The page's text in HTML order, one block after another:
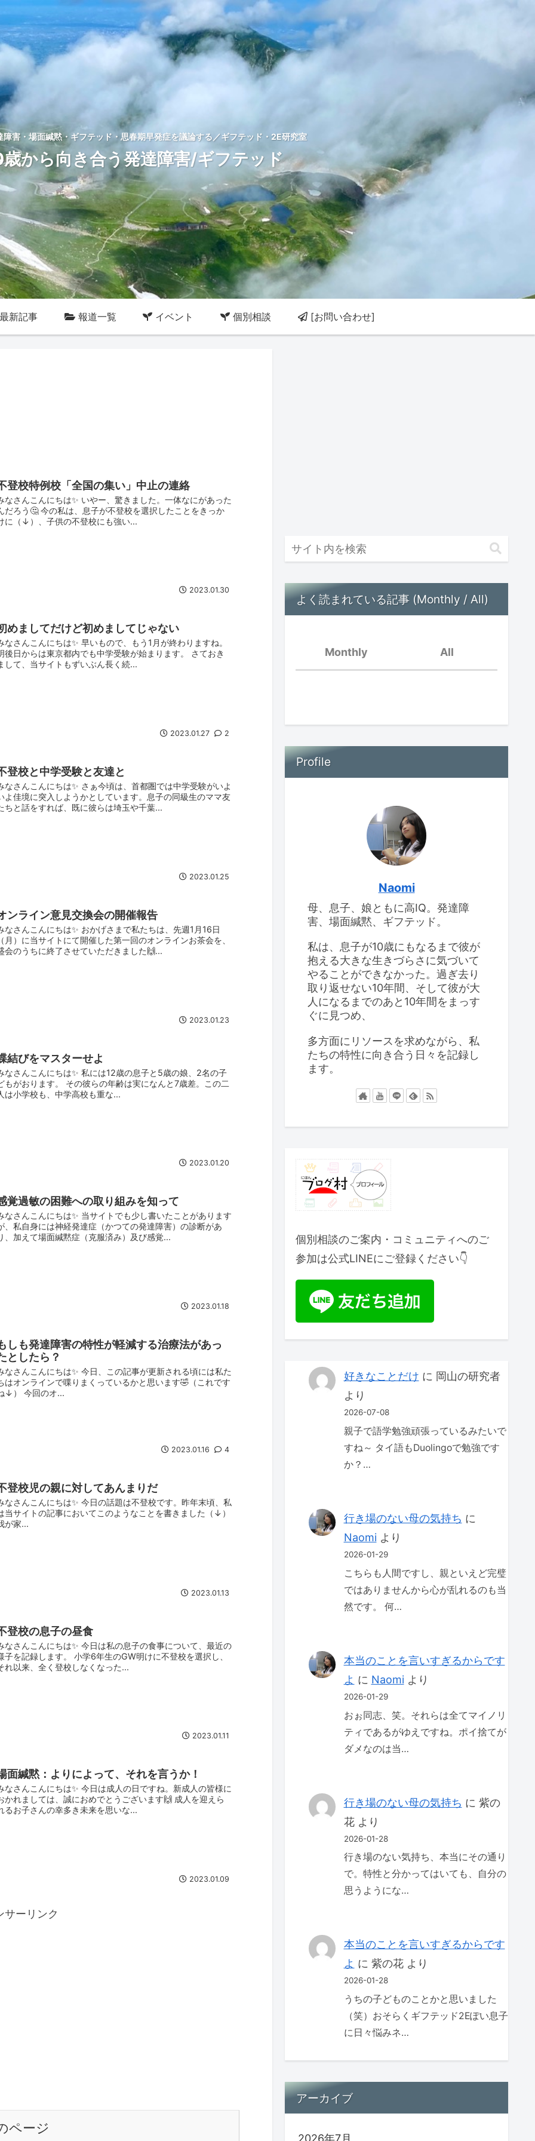
障害・場面緘黙・ギフテッド・思春期早発症を議論する／ギフテッド・2E研究室
から向き合う発達障害/ギフテッド
新記事 報道一覧 イベント 個別相談 [お問い合わせ]
登校特例校「全国の集い」中止の連絡
なさんこんにちは✨ いやー、驚きました。一体なにがあった
だろう🤔 今の私は、息子が不登校を選択したことをきっか
に（↓）、子供の不登校にも強い...
2023.01.30
めましてだけど初めましてじゃない
なさんこんにちは✨ 早いもので、もう1月が終わりますね。
後日からは東京都内でも中学受験が始まります。 さておき
して、当サイトもずいぶん長く続...
2023.01.27 2
登校と中学受験と友達と
なさんこんにちは✨ さぁ今頃は、首都圏では中学受験がいよ
よ佳境に突入しようかとしています。息子の同級生のママ友
ちと話をすれば、既に彼らは埼玉や千葉...
2023.01.25
ンライン意見交換会の開催報告
なさんこんにちは✨ おかげさまで私たちは、先週1月16日
月）に当サイトにて開催した第一回のオンラインお茶会を、
会のうちに終了させていただきました🙌...
2023.01.23
結びをマスターせよ
なさんこんにちは✨ 私には12歳の息子と5歳の娘、2名の子
もがおります。 その彼らの年齢は実になんと7歳差。この二
は小学校も、中学高校も重な...
2023.01.20
覚過敏の困難への取り組みを知って
なさんこんにちは✨ 当サイトでも少し書いたことがあります
、私自身には神経発達症（かつての発達障害）の診断があ
、加えて場面緘黙症（克服済み）及び感覚...
2023.01.18
しも発達障害の特性が軽減する治療法があっ
としたら？
なさんこんにちは✨ 今日、この記事が更新される頃には私た
はオンラインで喋りまくっているかと思います🤣（これです
↓） 今回のオ...
2023.01.16 4
登校児の親に対してあんまりだ
なさんこんにちは✨ 今日の話題は不登校です。昨年末頃、私
当サイトの記事においてこのようなことを書きました（↓）
が家...
2023.01.13
登校の息子の昼食
なさんこんにちは✨ 今日は私の息子の食事について、最近の
子を記録します。 小学6年生のGW明けに不登校を選択し、
れ以来、全く登校しなくなった...
2023.01.11
面緘黙：よりによって、それを言うか！
なさんこんにちは✨ 今日は成人の日ですね。新成人の皆様に
かれましては、誠におめでとうございます🙌 成人を迎えら
るお子さんの幸多き未来を思いな...
2023.01.09
サーリンク
ページ
よく読まれている記事 (Monthly / All)
Monthly
好きなことだけ
息子のIQ：2回目の
高IQの女の子、思春期が
大変
All
場面緘黙児は頭がいい？
息子のIQ：2回目の
WISC-IV検査
食べ物をよくこぼすこと
と対応策
Profile
Naomi
母、息子、娘ともに高IQ。発達障
害、場面緘黙、ギフテッド。
私は、息子が10歳にもなるまで彼が
抱える大きな生きづらさに気づいて
やることができなかった。過ぎ去り
取り返せない10年間、そして彼が大
人になるまでのあと10年間をまっす
ぐに見つめ、
多方面にリソースを求めながら、私
たちの特性に向き合う日々を記録し
ます。
個別相談のご案内・コミュニティへのご
参加は公式LINEにご登録ください👇
好きなことだけ に 岡山の研究者
より
2026-07-08
親子で語学勉強頑張っているみたいで
すね～ タイ語もDuolingoで勉強です
か？…
行き場のない母の気持ち に
Naomiより
2026-01-29
こちらも人間ですし、親といえど完璧
ではありませんから心が乱れるのも当
然です。 何…
本当のことを言いすぎるからです
よ に Naomiより
2026-01-29
おぉ同志、笑。それらは全てマイノリ
ティであるがゆえですね。ポイ捨てが
ダメなのは当…
行き場のない母の気持ち に 紫の
花より
2026-01-28
行き場のない気持ち、本当にその通り
で。特性と分かってはいても、自分の
思うようにな…
本当のことを言いすぎるからです
よ に 紫の花より
2026-01-28
うちの子どものことかと思いました
（笑）おそらくギフテッド2Eぽい息子
に日々悩みネ…
アーカイブ
2026年7月